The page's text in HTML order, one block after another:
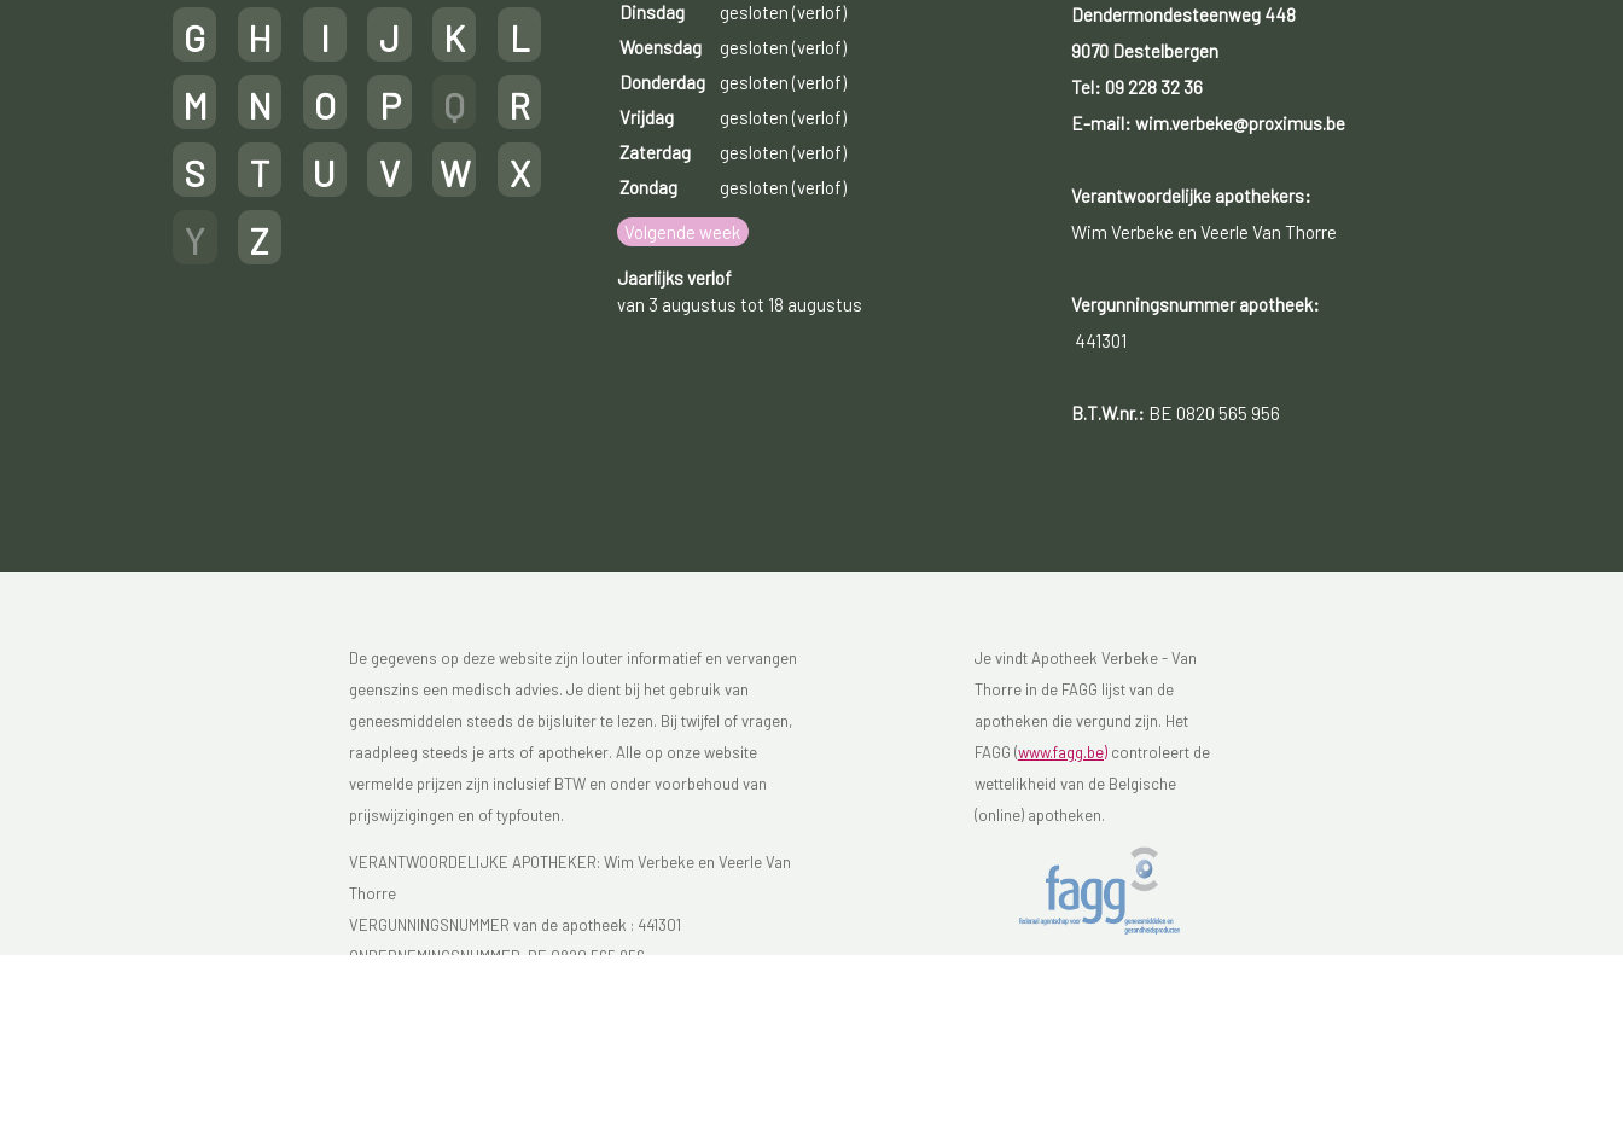
G
H I J K
L
M
N O P Q
R
S
T U V W
X
Y
Z
Dinsdag
gesloten (verlof)
Woensdag
gesloten (verlof)
Donderdag
gesloten (verlof)
Vrijdag
gesloten (verlof)
Zaterdag
gesloten (verlof)
Zondag
gesloten (verlof)
Volgende week
Jaarlijks verlof
van 3 augustus tot 18 augustus
Dendermondesteenweg 448
9070 Destelbergen
Tel: 09 228 32 36
E-mail: wim.verbeke@proximus.be
Verantwoordelijke apothekers:
Wim Verbeke en Veerle Van Thorre
Vergunningsnummer apotheek:
441301
B.T.W.nr.: BE 0820 565 956
De gegevens op deze website zijn louter informatief en vervangen
geenszins een medisch advies. Je dient bij het gebruik van
geneesmiddelen steeds de bijsluiter te lezen. Bij twijfel of vragen,
raadpleeg steeds je arts of apotheker. Alle op onze website
vermelde prijzen zijn inclusief BTW en onder voorbehoud van
prijswijzigingen en of typfouten.
VERANTWOORDELIJKE APOTHEKER: Wim Verbeke en Veerle Van
Thorre
VERGUNNINGSNUMMER van de apotheek : 441301
ONDERNEMINGSNUMMER: BE 0820 565 956
Je vindt Apotheek Verbeke - Van
Thorre in de FAGG lijst van de
apotheken die vergund zijn. Het
FAGG (www.fagg.be)controleert de
wettelikheid van de Belgische
(online) apotheken.